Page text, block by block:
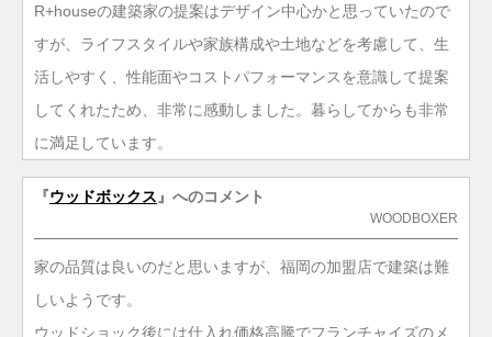
R+houseの建築家の提案はデザイン中心かと思っていたので
すが、ライフスタイルや家族構成や土地などを考慮して、生
活しやすく、性能面やコストパフォーマンスを意識して提案
してくれたため、非常に感動しました。暮らしてからも非常
に満足しています。
『ウッドボックス 』へのコメント
WOODBOXER
家の品質は良いのだと思いますが、福岡の加盟店で建築は難
しいようです。
ウッドショック後には仕入れ価格高騰でフランチャイズのメ